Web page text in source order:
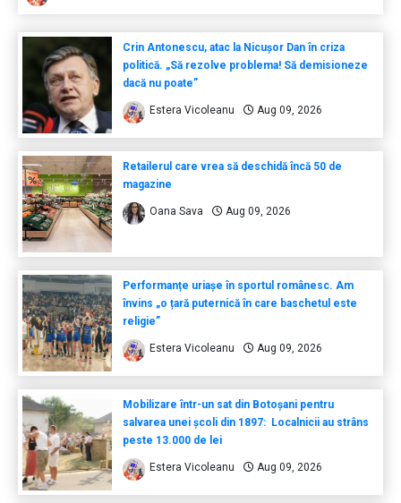
Crin Antonescu, atac la Nicușor Dan în criza
politică. „Să rezolve problema! Să demisioneze
dacă nu poate”
Estera Vicoleanu Aug 09, 2026
Retailerul care vrea să deschidă încă 50 de
magazine
Oana Sava Aug 09, 2026
Performanțe uriașe în sportul românesc. Am
învins „o țară puternică în care baschetul este
religie”
Estera Vicoleanu Aug 09, 2026
Mobilizare într-un sat din Botoșani pentru
salvarea unei școli din 1897: Localnicii au strâns
peste 13.000 de lei
Estera Vicoleanu Aug 09, 2026